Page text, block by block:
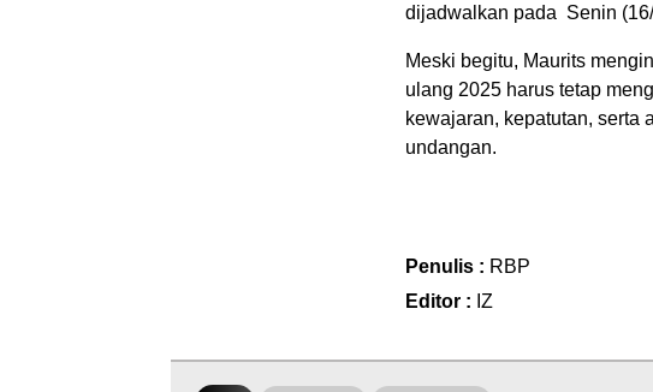
dijadwalkan pada Senin
Meski begitu, Maurits
ulang 2025 harus tetap
kewajaran, kepatutan, serta
undangan.
Penulis : RBP
Editor : IZ